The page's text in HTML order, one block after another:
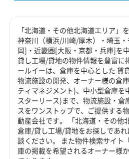
「北海道・その他北海道エリア」
神奈川（横浜/川崎/厚木）・埼玉
岡]・近畿圏[大阪・京都・兵庫]を
貸し工場/貸地の物件情報を豊富に
ールイーは、倉庫を中心とした 賃
物流施設の開発、オーナー様の倉
ティマネジメント)、中小型倉庫を
スターリース)まで、物流施設・倉
スをワンストップで、ご提供する
動産会社です。 「北海道・その他
倉庫/貸し工場/貸地をお探しであ
談ください。 また物件検索サイト
庫の掲載を希望されるオーナー様